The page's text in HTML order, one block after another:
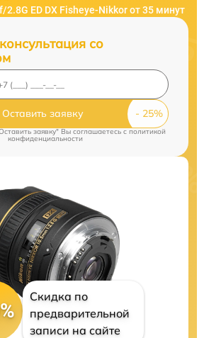
2.8G ED DX Fisheye-Nikkor от 35 минут
со
Оставить заявку
заявку" Вы соглашаетесь cполитикой
конфиденциальности
Скидка по
предварительной
записи на сайте